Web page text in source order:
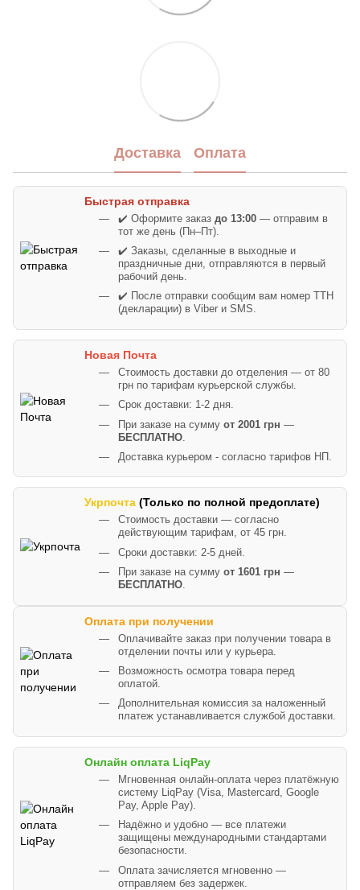
Доставка Оплата
Быстрая отправка
✔️ Оформите заказ до 13:00 — отправим в
тот же день (Пн–Пт).
✔️ Заказы, сделанные в выходные и
праздничные дни, отправляются в первый
рабочий день.
✔️ После отправки сообщим вам номер ТТН
(декларации) в Viber и SMS.
Новая Почта
Стоимость доставки до отделения — от 80
грн по тарифам курьерской службы.
Срок доставки: 1-2 дня.
При заказе на сумму от 2001 грн —
БЕСПЛАТНО
Доставка курьером - согласно тарифов НП.
Укрпочта (Только по полной предоплате)
Стоимость доставки — согласно
действующим тарифам, от 45 грн.
Сроки доставки: 2-5 дней.
При заказе на сумму от 1601 грн —
БЕСПЛАТНО.
Оплата при получении
Оплачивайте заказ при получении товара в
отделении почты или у курьера.
Возможность осмотра товара перед
оплатой.
Дополнительная комиссия за наложенный
платеж устанавливается службой доставки.
Онлайн оплата LiqPay
Мгновенная онлайн-оплата через платёжную
систему LiqPay (Visa, Mastercard, Google
Pay, Apple Pay).
Надёжно и удобно — все платежи
защищены международными стандартами
безопасности.
Оплата зачисляется мгновенно —
отправляем без задержек.